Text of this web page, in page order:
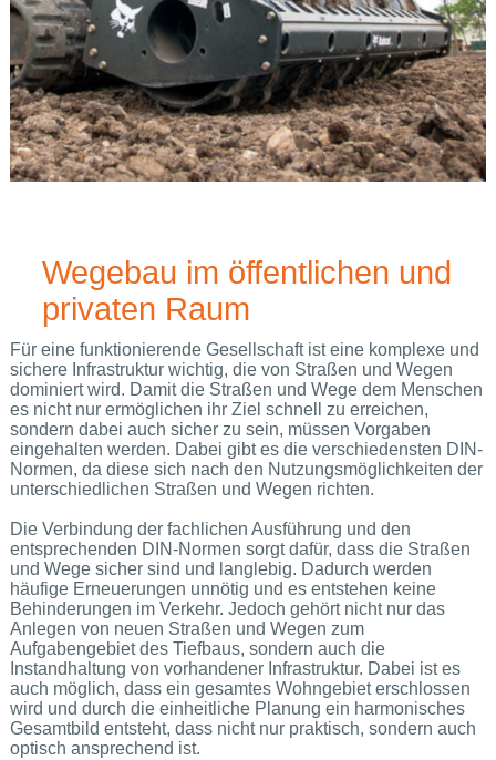
Wegebau im öffentlichen und
privaten Raum
Für eine funktionierende Gesellschaft ist eine komplexe und
sichere Infrastruktur wichtig, die von Straßen und Wegen
dominiert wird. Damit die Straßen und Wege dem Menschen
es nicht nur ermöglichen ihr Ziel schnell zu erreichen,
sondern dabei auch sicher zu sein, müssen Vorgaben
eingehalten werden. Dabei gibt es die verschiedensten DIN-
Normen, da diese sich nach den Nutzungsmöglichkeiten der
unterschiedlichen Straßen und Wegen richten.
Die Verbindung der fachlichen Ausführung und den
entsprechenden DIN-Normen sorgt dafür, dass die Straßen
und Wege sicher sind und langlebig. Dadurch werden
häufige Erneuerungen unnötig und es entstehen keine
Behinderungen im Verkehr. Jedoch gehört nicht nur das
Anlegen von neuen Straßen und Wegen zum
Aufgabengebiet des Tiefbaus, sondern auch die
Instandhaltung von vorhandener Infrastruktur. Dabei ist es
auch möglich, dass ein gesamtes Wohngebiet erschlossen
wird und durch die einheitliche Planung ein harmonisches
Gesamtbild entsteht, dass nicht nur praktisch, sondern auch
optisch ansprechend ist.